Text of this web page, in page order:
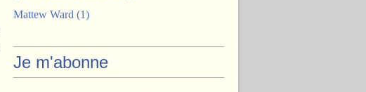
Mattew Ward (1)
Je m'abonne